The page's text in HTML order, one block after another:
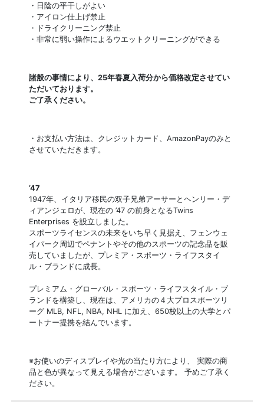
・日陰の平干しがよい
・アイロン仕上げ禁止
・ドライクリーニング禁止
・非常に弱い操作によるウエットクリーニングができる
諸般の事情により、25年春夏入荷分から価格改定させてい
ただいております。
ご了承ください。
・お支払い方法は、クレジットカード、AmazonPayのみと
させていただきます。
’47
1947年、イタリア移民の双子兄弟アーサーとヘンリー・デ
ィアンジェロが、現在の ’47 の前身となるTwins
Enterprises を設立しました。
スポーツライセンスの未来をいち早く見据え、フェンウェ
イパーク周辺でペナントやその他のスポーツの記念品を販
売していましたが、プレミア・スポーツ・ライフスタイ
ル・ブランドに成長。
プレミアム・グローバル・スポーツ・ライフスタイル・ブ
ランドを構築し、現在は、アメリカの４大プロスポーツリ
ーグ MLB, NFL, NBA, NHL に加え、650校以上の大学とパ
ートナー提携を結んでいます。
※お使いのディスプレイや光の当たり方により、 実際の商
品と色が異なって見える場合がございます。 予めご了承く
ださい。